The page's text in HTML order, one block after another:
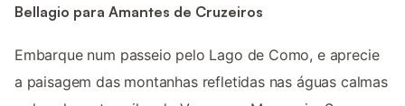
Bellagio para Amantes de Cruzeiros
Embarque num passeio pelo Lago de Como, e aprecie
a paisagem das montanhas refletidas nas águas calmas